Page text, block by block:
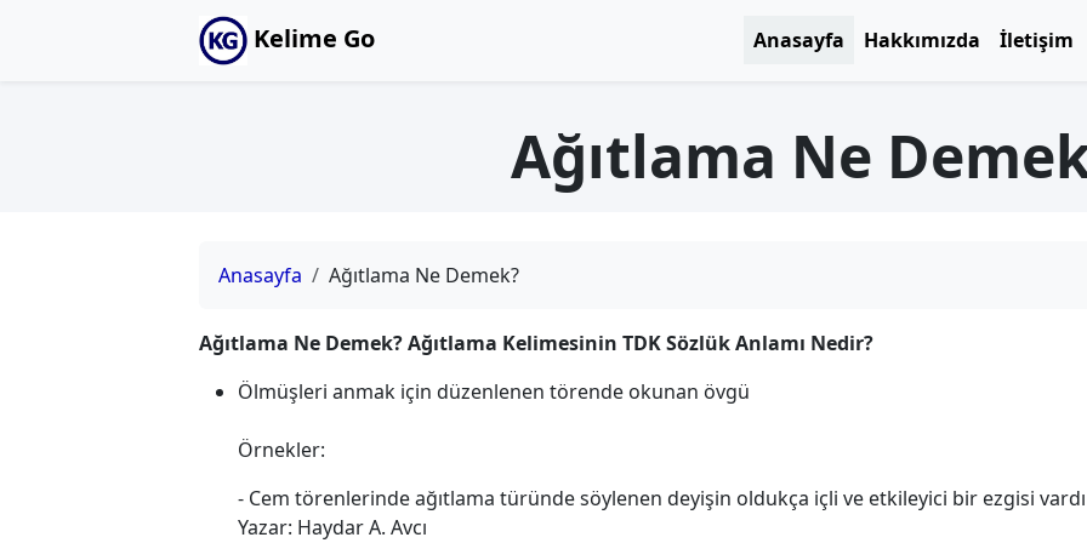
Kelime Go Anasayfa Hakkımızda İletişim
Ağıtlama Ne
Anasayfa Ağıtlama Ne Demek?
Ağıtlama Ne Demek? Ağıtlama Kelimesinin TDK Sözlük Anlamı Nedir?
Ölmüşleri anmak için düzenlenen törende okunan övgü
Örnekler:
- Cem törenlerinde ağıtlama türünde söylenen deyişin oldukça içli ve etkileyici bir ezgisi
Yazar: Haydar A. Avcı